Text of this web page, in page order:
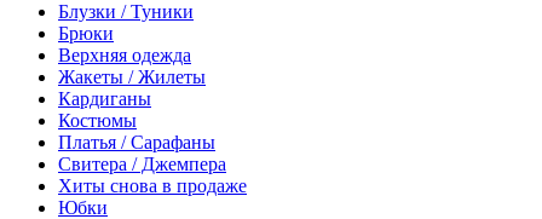
Блузки / Туники
Брюки
Верхняя одежда
Жакеты / Жилеты
Кардиганы
Костюмы
Платья / Сарафаны
Свитера / Джемпера
Хиты снова в продаже
Юбки